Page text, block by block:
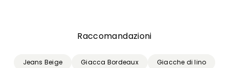
Raccomandazioni
Jeans Beige Giacca Bordeaux
Giacche di lino